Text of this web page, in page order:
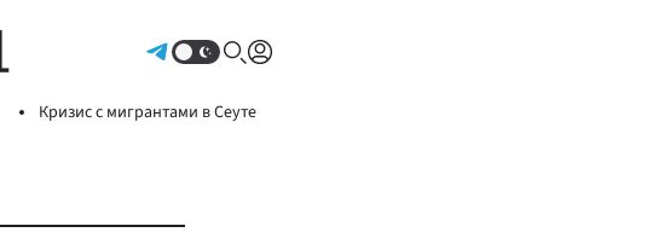
Кризис с мигрантами в Сеуте